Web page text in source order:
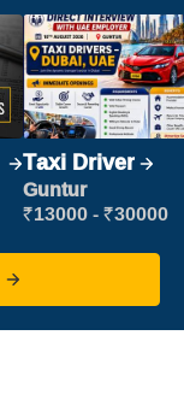
Taxi Driver
Guntur
₹13000 - ₹30000